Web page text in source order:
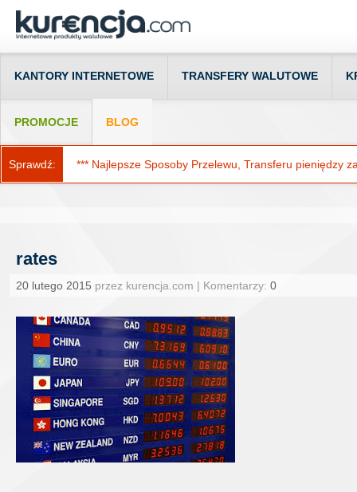
KANTORY INTERNETOWE TRANSFERY WALUTOWE
PROMOCJE BLOG
Sprawdź: *** Najlepsze Sposoby Przelewu, Transferu pieniędzy
rates
20 lutego 2015 przez kurencja.com | Komentarzy: 0